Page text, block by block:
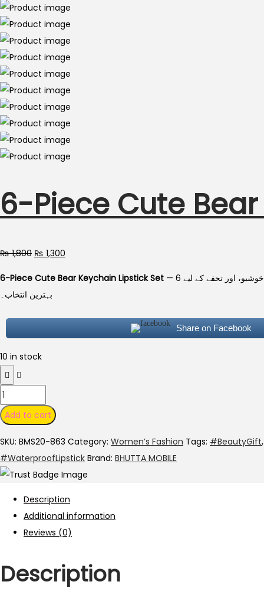
6-Piece Cute
₨1,800 Original
₨ 1,800.
₨ 1,300
6-Piece Cute Bear Keychain Lipstick Set — 6 خوبصورت رنگوں کے ساتھ، واٹر پروف، مائسچرائزنگ اور لمبے وقت تک قائم رہنے والی لپ اسٹک۔ نرم مخملی فِنش، دلکش خوشبو، اور تحفے کے لیے
بہترین انتخاب۔
Share on Facebook
10 in stock
6-
Piece
Cute
Bear
Keychain
Liquid
Add to cart
SKU: BMS20-863 Category: Women’s Fashion Tags: #BeautyGift
#WaterproofLipstick Brand: BHUTTA MOBILE
Description
Additional information
Reviews (0)
Description